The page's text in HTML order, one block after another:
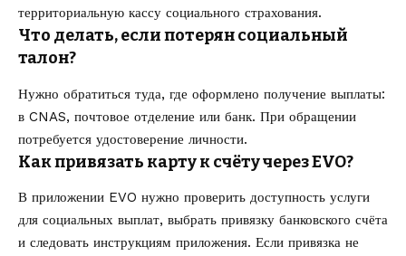
территориальную кассу социального страхования.
Что делать, если потерян социальный
талон?
Нужно обратиться туда, где оформлено получение выплаты:
в CNAS, почтовое отделение или банк. При обращении
потребуется удостоверение личности.
Как привязать карту к счёту через EVO?
В приложении EVO нужно проверить доступность услуги
для социальных выплат, выбрать привязку банковского счёта
и следовать инструкциям приложения. Если привязка не